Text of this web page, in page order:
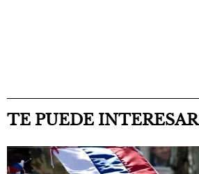
TE PUEDE INTERESAR